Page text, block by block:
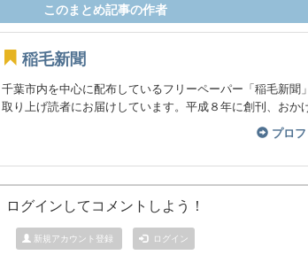
このまとめ記事の作者
稲毛新聞
千葉市内を中心に配布しているフリーペーパー「稲毛新聞
取り上げ読者にお届けしています。平成８年に創刊、おか
プロフ
ログインしてコメントしよう！
新規アカウント登録 ログイン